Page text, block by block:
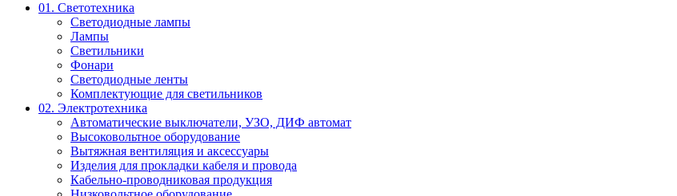
01. Светотехника
Светодиодные лампы
Лампы
Светильники
Фонари
Светодиодные ленты
Комплектующие для светильников
02. Электротехника
Автоматические выключатели, УЗО, ДИФ автомат
Высоковольтное оборудование
Вытяжная вентиляция и аксессуары
Изделия для прокладки кабеля и провода
Кабельно-проводниковая продукция